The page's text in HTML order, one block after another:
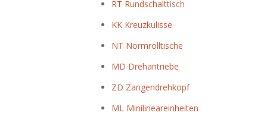
RT Rundschalttisch
KK Kreuzkulisse
NT Normrolltische
MD Drehantriebe
ZD Zangendrehkopf
ML Minilineareinheiten